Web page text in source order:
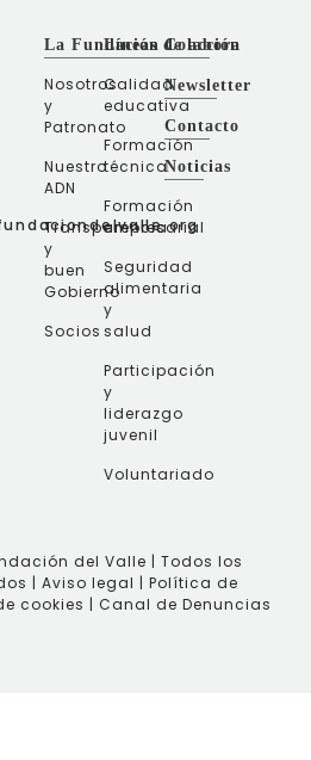
La Fundación
Nosotros
y
Patronato
Nuestro
ADN
Transparencia
y
buen
Gobierno
Socios
Líneas de acción
Calidad
educativa
Formación
técnica
Formación
empresarial
Seguridad
alimentaria
y
salud
Participación
y
liderazgo
juvenil
Voluntariado
Colabora
Newsletter
Contacto
Noticias
del Valle | Todos los
| Aviso legal | Política de
cookies | Canal de Denuncias